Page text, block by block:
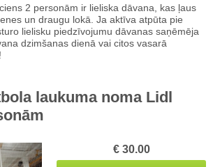
2 personām ir lieliska dāvana, kas ļaus
un draugu lokā. Ja aktīva atpūta pie
lielisku piedzīvojumu dāvanas saņēmēja
dzimšanas dienā vai citos vasarā
laukuma noma Lidl
€ 30.00